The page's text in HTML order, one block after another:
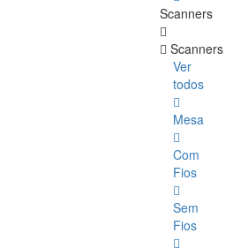
Scanners
Scanners
Ver
todos
Mesa
Com
Fios
Sem
Fios